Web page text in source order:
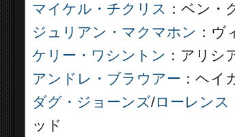
マイケル・チクリス ：ベン・
ジュリアン・マクマホン ：ヴ
ケリー・ワシントン ：アリシ
アンドレ・ブラウアー ：ヘイ
ダグ・ジョーンズ/ローレンス
ッド